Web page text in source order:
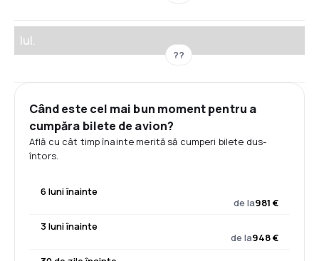
Iul.
??
Când este cel mai bun moment pentru a
cumpăra bilete de avion?
Află cu cât timp înainte merită să cumperi bilete dus-
întors.
6 luni înainte
de la981 €
3 luni înainte
de la948 €